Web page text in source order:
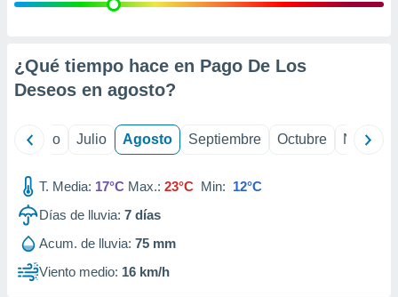
e
mediante
de
1199
¿Qué tiempo hace en Pago De Los
Deseos en agosto?
Junio Julio Agosto Septiembre Octubre
T. Media: 17°C Max.: 23°C Min: 12°C
Días de lluvia: 7 días
Acum. de lluvia: 75 mm
Viento medio: 16 km/h